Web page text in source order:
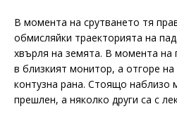
В момента на срутването тя
обмисляйки траекторията на
хвърля на земята. В момента на
в близкият монитор, а отгоре
контузна рана. Стоящо наблизо
прешлен, а няколко други са с